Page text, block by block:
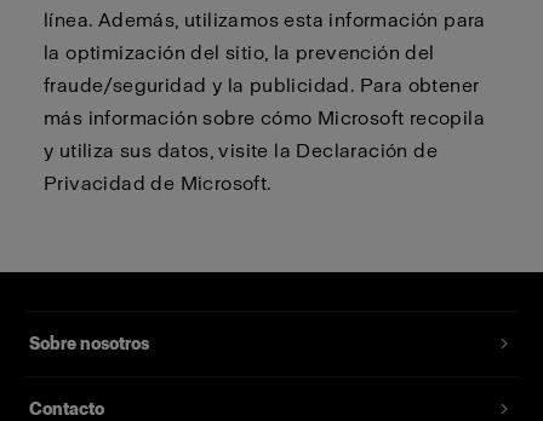
línea. Además, utilizamos esta información para
la optimización del sitio, la prevención del
fraude/seguridad y la publicidad. Para obtener
más información sobre cómo Microsoft recopila
y utiliza sus datos, visite la Declaración de
Privacidad de Microsoft.
Sobre nosotros
Contacto